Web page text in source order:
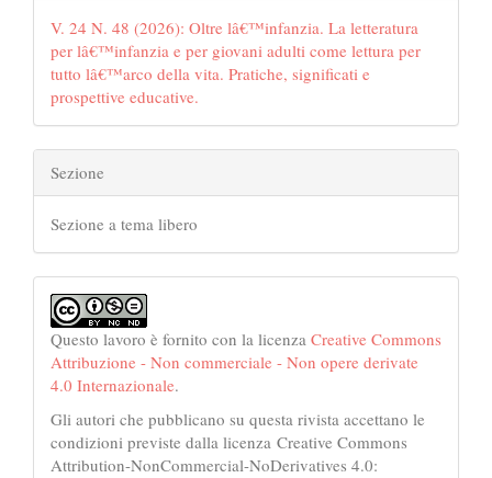
V. 24 N. 48 (2026): Oltre lâ€™infanzia. La letteratura
per lâ€™infanzia e per giovani adulti come lettura per
tutto lâ€™arco della vita. Pratiche, significati e
prospettive educative.
Sezione
Sezione a tema libero
Questo lavoro è fornito con la licenza Creative Commons
Attribuzione - Non commerciale - Non opere derivate
4.0 Internazionale.
Gli autori che pubblicano su questa rivista accettano le
condizioni previste dalla licenza Creative Commons
Attribution-NonCommercial-NoDerivatives 4.0: